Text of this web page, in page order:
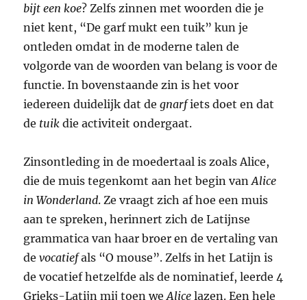
bijt een koe? Zelfs zinnen met woorden die je
niet kent, “De garf mukt een tuik” kun je
ontleden omdat in de moderne talen de
volgorde van de woorden van belang is voor de
functie. In bovenstaande zin is het voor
iedereen duidelijk dat degnarfiets doet en dat
de tuik die activiteit ondergaat.
Zinsontleding in de moedertaal is zoals Alice,
die de muis tegenkomt aan het begin vanAlice
in Wonderland. Ze vraagt zich af hoe een muis
aan te spreken, herinnert zich de Latijnse
grammatica van haar broer en de vertaling van
devocatiefals “O mouse”. Zelfs in het Latijn is
de vocatief hetzelfde als de nominatief, leerde 4
Grieks-Latijn mij toen weAlice lazen. Een hele